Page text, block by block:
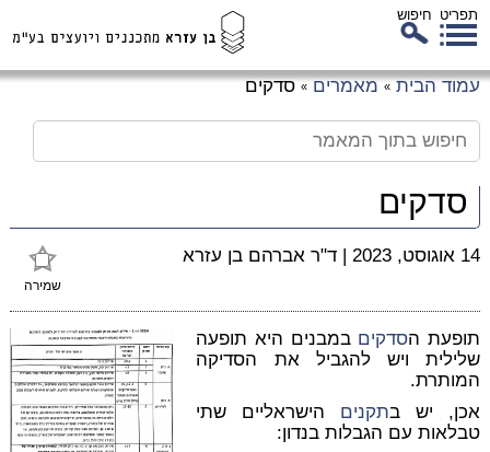
תפריט חיפוש
עמוד הבית » מאמרים » סדקים
סדקים
שמירה
14 אוגוסט, 2023 | ד"ר אברהם בן עזרא
תופעת הסדקים במבנים היא תופעה
שלילית ויש להגביל את הסדיקה
המותרת.
אכן, יש בתקנים הישראליים שתי
טבלאות עם הגבלות בנדון: